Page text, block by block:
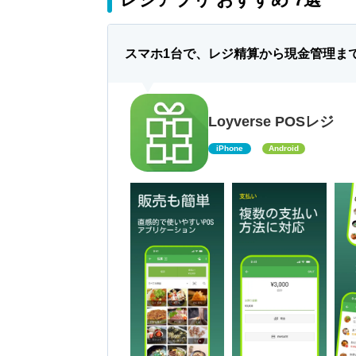
スマホ1台で、レジ精算から現金管理ま
Loyverse POSレジ
iPhone Android